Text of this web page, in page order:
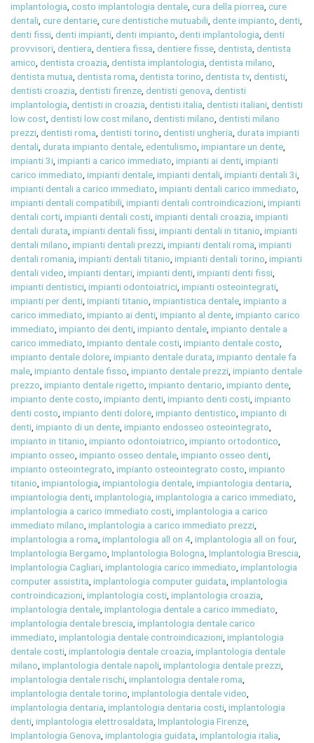
implantologia,costo implantologia dentale,cura della piorrea,cure
dentali,cure dentarie,cure dentistiche mutuabili,dente impianto,denti,
denti fissi,denti impianti,denti impianto,denti implantologia,denti
provvisori,dentiera,dentiera fissa,dentiere fisse,dentista,dentista
amico,dentista croazia,dentista implantologia,dentista milano,
dentista mutua,dentista roma,dentista torino,dentista tv,dentisti,
dentisti croazia,dentisti firenze,dentisti genova,dentisti
implantologia,dentisti in croazia,dentisti italia,dentisti italiani,dentisti
low cost,dentisti low cost milano,dentisti milano,dentisti milano
prezzi,dentisti roma,dentisti torino,dentisti ungheria,durata impianti
dentali,durata impianto dentale,edentulismo,impiantare un dente,
impianti 3i,impianti a carico immediato,impianti ai denti,impianti
carico immediato,impianti dentale,impianti dentali,impianti dentali 3i,
impianti dentali a carico immediato,impianti dentali carico immediato,
impianti dentali compatibili,impianti dentali controindicazioni,impianti
dentali corti,impianti dentali costi,impianti dentali croazia,impianti
dentali durata,impianti dentali fissi,impianti dentali in titanio,impianti
dentali milano,impianti dentali prezzi,impianti dentali roma,impianti
dentali romania,impianti dentali titanio,impianti dentali torino,impianti
dentali video,impianti dentari,impianti denti,impianti denti fissi,
impianti dentistici,impianti odontoiatrici,impianti osteointegrati,
impianti per denti,impianti titanio,impiantistica dentale,impianto a
carico immediato,impianto ai denti,impianto al dente,impianto carico
immediato,impianto dei denti,impianto dentale,impianto dentale a
carico immediato,impianto dentale costi,impianto dentale costo,
impianto dentale dolore,impianto dentale durata,impianto dentale fa
male,impianto dentale fisso,impianto dentale prezzi,impianto dentale
prezzo,impianto dentale rigetto,impianto dentario,impianto dente,
impianto dente costo,impianto denti,impianto denti costi,impianto
denti costo,impianto denti dolore,impianto dentistico,impianto di
denti,impianto di un dente,impianto endosseo osteointegrato,
impianto in titanio,impianto odontoiatrico,impianto ortodontico,
impianto osseo,impianto osseo dentale,impianto osseo denti,
impianto osteointegrato,impianto osteointegrato costo,impianto
titanio,impiantologia,impiantologia dentale,impiantologia dentaria,
impiantologia denti,implantologia,implantologia a carico immediato,
implantologia a carico immediato costi,implantologia a carico
immediato milano,implantologia a carico immediato prezzi,
implantologia a roma,implantologia all on 4,implantologia all on four,
Implantologia Bergamo,Implantologia Bologna,Implantologia Brescia,
Implantologia Cagliari,implantologia carico immediato,implantologia
computer assistita,implantologia computer guidata,implantologia
controindicazioni,implantologia costi,implantologia croazia,
implantologia dentale,implantologia dentale a carico immediato,
implantologia dentale brescia,implantologia dentale carico
immediato,implantologia dentale controindicazioni,implantologia
dentale costi,implantologia dentale croazia,implantologia dentale
milano,implantologia dentale napoli,implantologia dentale prezzi,
implantologia dentale rischi,implantologia dentale roma,
implantologia dentale torino,implantologia dentale video,
implantologia dentaria,implantologia dentaria costi,implantologia
denti,implantologia elettrosaldata,Implantologia Firenze,
Implantologia Genova,implantologia guidata,implantologia italia,